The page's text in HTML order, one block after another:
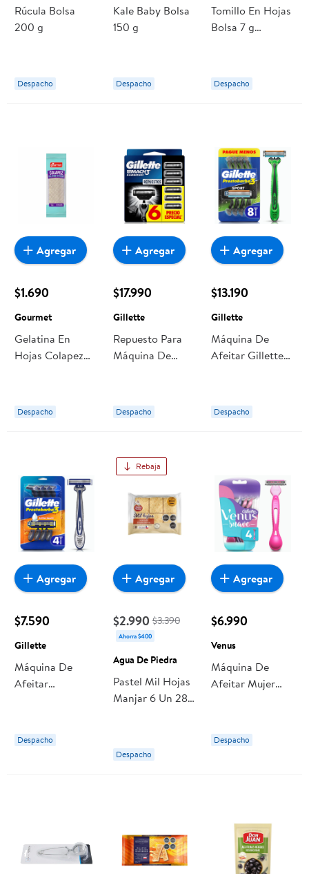
Rúcula Bolsa
200 g
Despacho
Kale Baby Bolsa
150 g
Despacho
Tomillo En Hojas
Bolsa 7 g
Despacho
$1.690
Gourmet
Gelatina En
Hojas Colapez
Despacho
Agregar
$17.990
Gillette
Repuesto Para
Máquina De
Carbón Un
Gillette
Despacho
Agregar
$13.190
Gillette
Máquina De
Afeitar Gillette
Sport
Despacho
Agregar
$7.590
Gillette
Máquina De
Afeitar
Un Gillette
Despacho
Agregar
Rebaja
$2.990 $3.390
Ahorra $400
Agua De Piedra
Pastel Mil Hojas
Manjar 6 Un 280
Despacho
Agregar
$6.990
Venus
Máquina De
Afeitar Mujer
Hojas
Despacho
Agregar